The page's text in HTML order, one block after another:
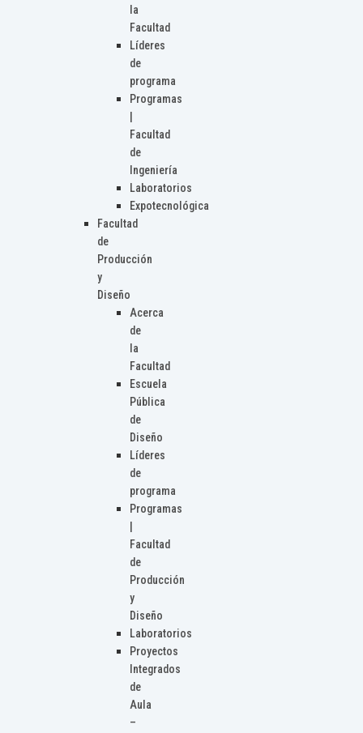
la
Facultad
Líderes
de
programa
Programas
Facultad
de
Ingeniería
Laboratorios
Expotecnológica
Facultad
de
Producción
y
Diseño
Acerca
de
la
Facultad
Escuela
Pública
de
Diseño
Líderes
de
programa
Programas
Facultad
de
Producción
y
Diseño
Laboratorios
Proyectos
Integrados
de
Aula
–